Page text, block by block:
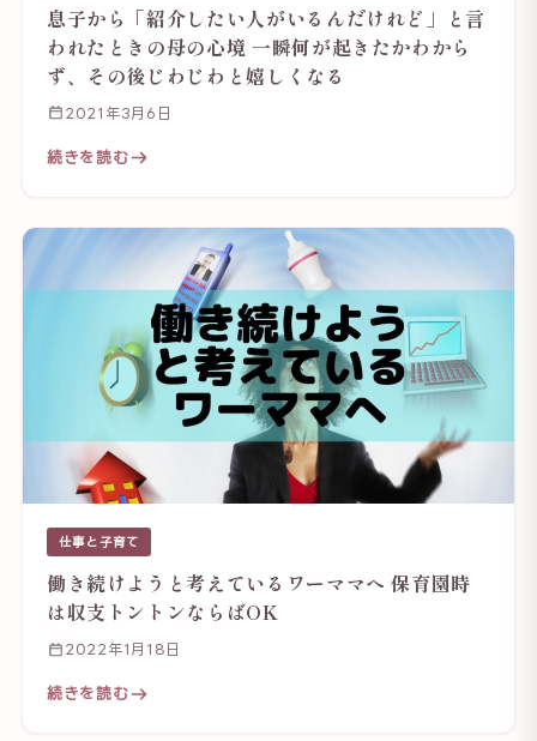
息子から「紹介したい人がいるんだけれど」と言
われたときの母の心境 一瞬何が起きたかわから
ず、その後じわじわと嬉しくなる
2021年3月6日
続きを読む
仕事と子育て
働き続けようと考えているワーママへ 保育園時
は収支トントンならばOK
2022年1月18日
続きを読む